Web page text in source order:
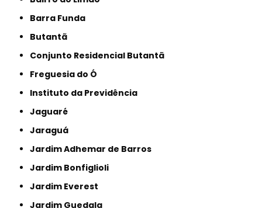
Barra Funda
Butantã
Conjunto Residencial Butantã
Freguesia do Ó
Instituto da Previdência
Jaguaré
Jaraguá
Jardim Adhemar de Barros
Jardim Bonfiglioli
Jardim Everest
Jardim Guedala